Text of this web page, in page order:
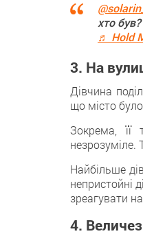
@solarin_
хто
♬ Hold
3. На
Дівчина
що місто
Зокрема, її
Найбільше
непристойні
зреагувати
4.